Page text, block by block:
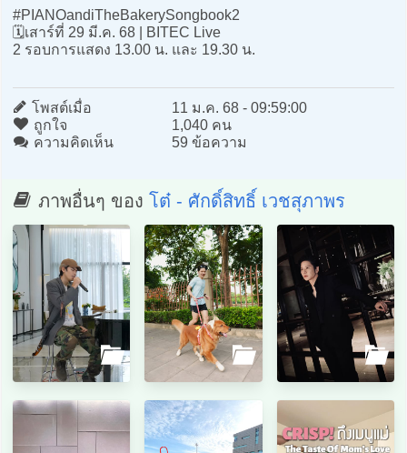
#PIANOandiTheBakerySongbook2
🗓️เสาร์ที่ 29 มี.ค. 68 | BITEC Live
2 รอบการแสดง 13.00 น. และ 19.30 น.
โพสต์เมื่อ
11 ม.ค. 68 - 09:59:00
ถูกใจ
1,040 คน
ความคิดเห็น
59 ข้อความ
ภาพอื่นๆ ของ โต๋ - ศักดิ์สิทธิ์ เวชสุภาพร